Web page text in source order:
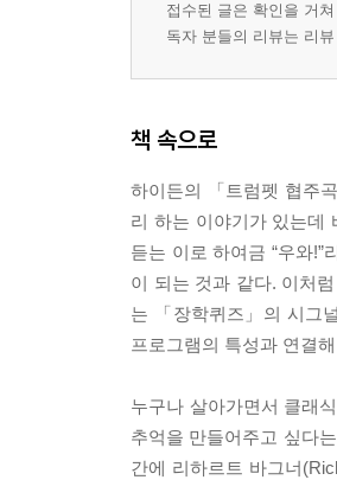
접수된 글은 확인을 거
독자 분들의 리뷰는 리
책 속으로
하이든의 「트럼펫 협주
리 하는 이야기가 있는데
듣는 이로 하여금 “우와
이 되는 것과 같다. 이처
는 「장학퀴즈」의 시그
프로그램의 특성과 연결
누구나 살아가면서 클래
추억을 만들어주고 싶다
간에 리하르트 바그너